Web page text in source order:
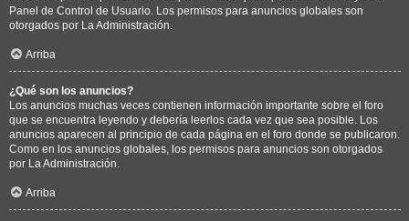
Panel de Control de Usuario. Los permisos para anuncios globales son
otorgados por La Administración.
Arriba
¿Qué son los anuncios?
Los anuncios muchas veces contienen información importante sobre el foro
que se encuentra leyendo y debería leerlos cada vez que sea posible. Los
anuncios aparecen al principio de cada página en el foro donde se publicaron.
Como en los anuncios globales, los permisos para anuncios son otorgados
por La Administración.
Arriba